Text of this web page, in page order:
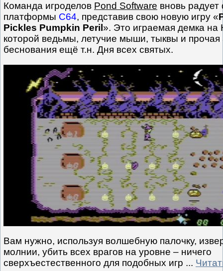
Команда игроделов Pond Software вновь
платформы C64, представив свою новую игру «
Pickles Pumpkin Peril ». Это играемая демка на
которой ведьмы, летучие мыши, тыквы и прочая
беснования ещё т.н. Дня всех святых.
Вам нужно, используя волшебную палочку,
молнии, убить всех врагов на уровне – ничего
сверхъестественного для подобных игр ...